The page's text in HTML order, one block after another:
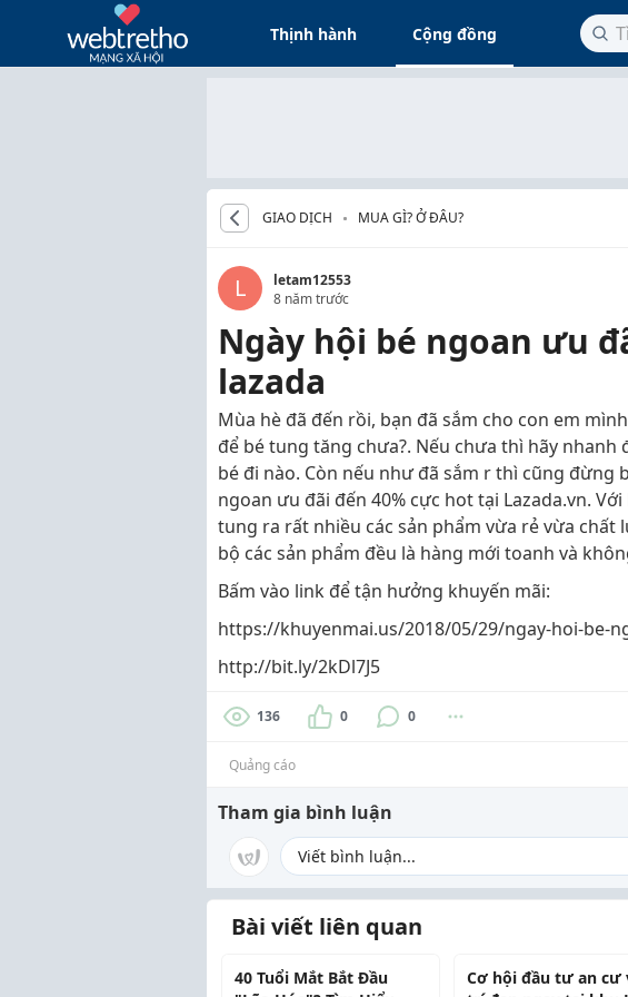
Thịnh hành Cộng đồng
GIAO DỊCH MUA GÌ? Ở ĐÂU?
L
letam12553
8 năm trước
Ngày hội bé ngoan ưu
lazada
Mùa hè đã đến rồi, bạn đã sắm cho con em
để bé tung tăng chưa?. Nếu chưa thì hãy nhanh
bé đi nào. Còn nếu như đã sắm r thì cũng đừng
ngoan ưu đãi đến 40% cực hot tại Lazada.vn.
tung ra rất nhiều các sản phẩm vừa rẻ vừa chất
bộ các sản phẩm đều là hàng mới toanh và
Bấm vào link để tận hưởng khuyến mãi:
https://khuyenmai.us/2018/05/29/ngay-hoi-be-
http://bit.ly/2kDl7J5
136 0 0
Quảng cáo
Tham gia bình luận
Bài viết liên quan
40 Tuổi Mắt Bắt Đầu
Cơ hội đầu tư an cư